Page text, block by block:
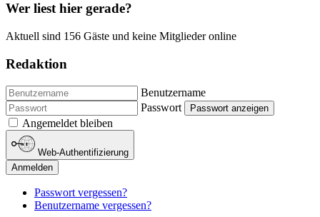
Wer liest hier gerade?
Aktuell sind 156 Gäste und keine Mitglieder online
Redaktion
Benutzername
Passwort
Passwort anzeigen
Angemeldet bleiben
Web-Authentifizierung
Anmelden
Passwort vergessen?
Benutzername vergessen?